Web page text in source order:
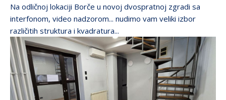
Na odličnoj lokaciji Borče u novoj dvospratnoj zgradi sa
interfonom, video nadzorom... nudimo vam veliki izbor
različitih struktura i kvadratura...